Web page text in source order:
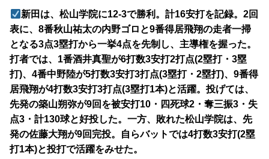
新田は、松山学院に12-3で勝利。計16安打を記録。2回
表に、8番秋山祐太の内野ゴロと9番得居飛翔の走者一掃
となる3点3塁打から一挙4点を先制し、主導権を握った。
打者では、1番酒井真聖が6打数3安打2打点(2塁打・3塁
打)、4番中野陸が5打数3安打3打点(3塁打・2塁打)、9番得
居飛翔が4打数3安打3打点(3塁打1本)と活躍。投げては、
先発の築山朔弥が9回を被安打10・四死球2・奪三振3・失
点3・計130球と好投した。一方、敗れた松山学院は、先
発の佐藤大翔が9回完投。自らバットでは4打数3安打(2塁
打1本)と投打で活躍をみせた。